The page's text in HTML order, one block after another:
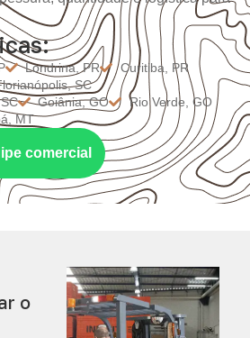
Londrina, PR
Curitiba, PR
SC
Goiânia, GO
Rio Verde, GO
MT
comercial
o